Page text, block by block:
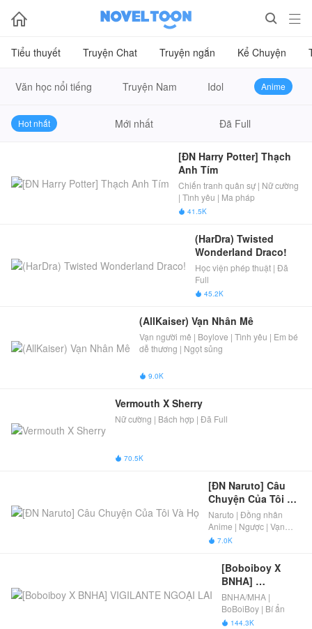
  
Tiểu thuyết Truyện Chat Truyện ngắn Kể Chuyện
Văn học nổi tiếng Truyện Nam Idol Anime
Hot nhất Mới nhất Đã Full
[ĐN Harry Potter] Thạch
Anh Tím
Chiến tranh quân sự | Nữ cường
| Tình yêu | Ma pháp
 41.5K
(HarDra) Twisted
Wonderland Draco!
Học viện phép thuật | Đã
Full
 45.2K
(AllKaiser) Vạn Nhân Mê
Vạn người mê | Boylove | Tình yêu | Em bé
dễ thương | Ngọt sủng
 9.0K
Vermouth X Sherry
Nữ cường | Bách hợp | Đã Full
 70.5K
[ĐN Naruto] Câu
Chuyện Của Tôi Và
Họ
Naruto | Đồng nhân
Anime | Ngược | Vạn
người mê | Boylove
 7.0K
[Boboiboy X
BNHA]
VIGILANTE
NGOẠI LAI
BNHA/MHA |
BoBoiBoy | Bí ẩn
 144.3K